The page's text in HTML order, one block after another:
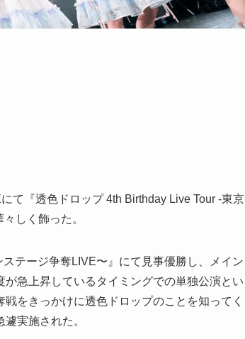
て『透色ドロップ 4th Birthday Live Tour -東京
しく飾った。
テージ争奪LIVE〜』にて見事優勝し、メイン
急上昇しているタイミングでの単独公演とい
をきっかけに透色ドロップのことを知ってく
実施された。